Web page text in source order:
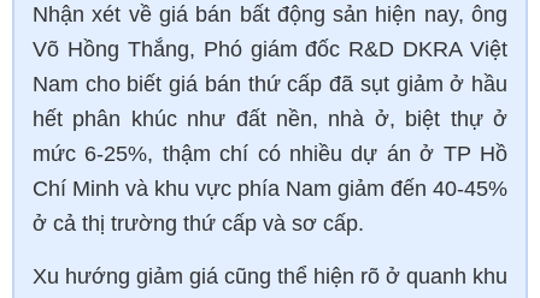
Nhận xét về giá bán bất động sản hiện nay, ông
Võ Hồng Thắng, Phó giám đốc R&D DKRA Việt
Nam cho biết giá bán thứ cấp đã sụt giảm ở hầu
hết phân khúc như đất nền, nhà ở, biệt thự ở
mức 6-25%, thậm chí có nhiều dự án ở TP Hồ
Chí Minh và khu vực phía Nam giảm đến 40-45%
ở cả thị trường thứ cấp và sơ cấp.
Xu hướng giảm giá cũng thể hiện rõ ở quanh khu